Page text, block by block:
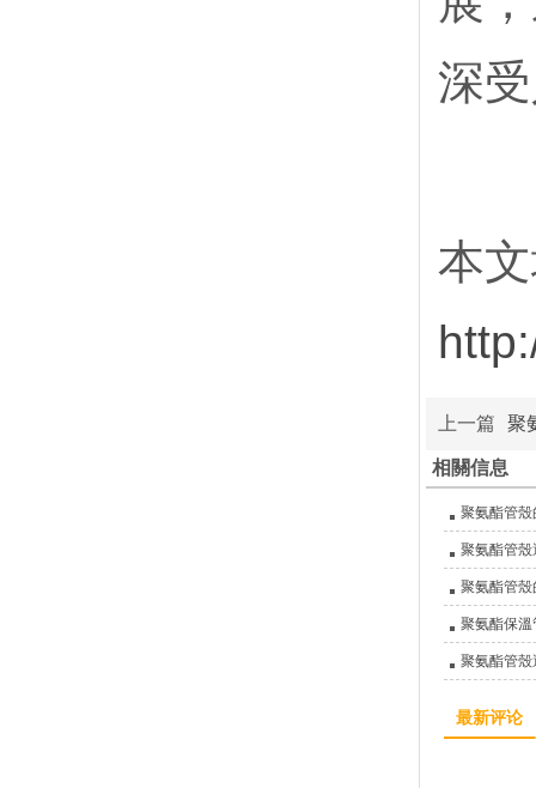
深
本
上一篇 聚
相關信息
聚氨酯管
聚氨酯管
聚氨酯管
聚氨酯保
聚氨酯管
最新评论